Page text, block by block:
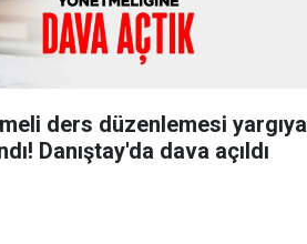
ders düzenlemesi yargıya
Danıştay'da dava açıldı